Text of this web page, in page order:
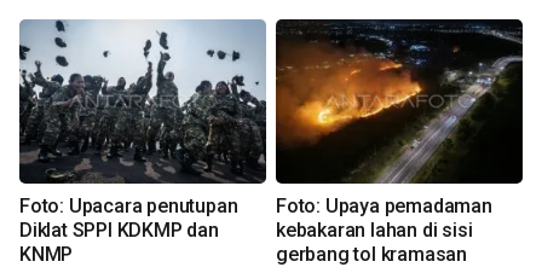
Foto: Upacara penutupan
Diklat SPPI KDKMP dan
KNMP
Foto: Upaya pemadaman
kebakaran lahan di sisi
gerbang tol kramasan